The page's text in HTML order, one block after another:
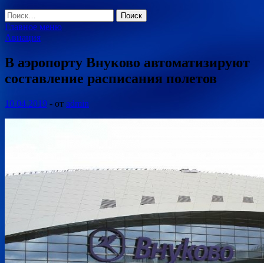
Найти:
Главное меню
Авиация
В аэропорту Внуково автоматизируют
составление расписания полетов
10.04.2019 - от admin